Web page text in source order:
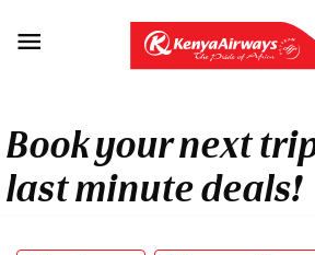

Book your next
last minute deals!